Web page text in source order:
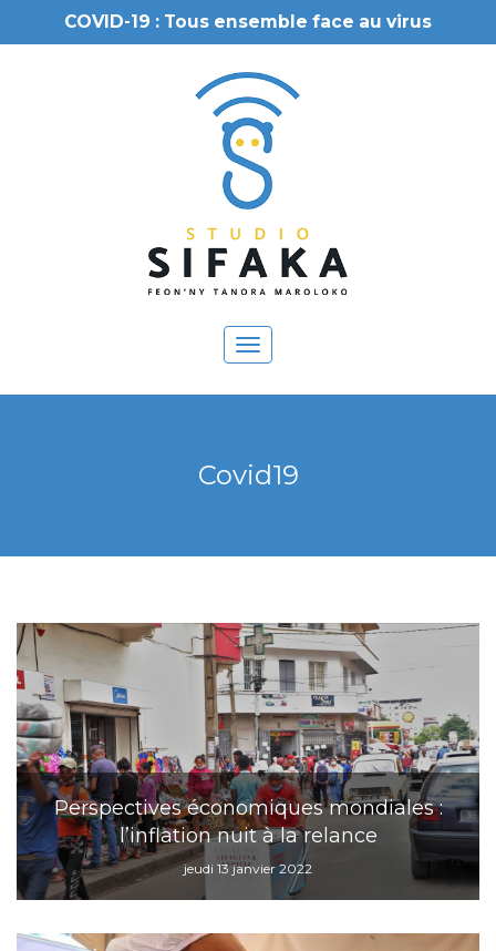
COVID-19 : Tous ensemble face au virus
Toggle
navigation
Covid19
Perspectives économiques mondiales :
l’inflation nuit à la relance
jeudi 13 janvier 2022